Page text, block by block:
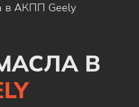
в АКПП Geely
В